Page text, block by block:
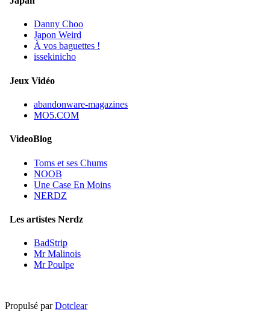
Danny Choo
Japon Weird
À vos baguettes !
issekinicho
Jeux Vidéo
abandonware-magazines
MO5.COM
VideoBlog
Toms et ses Chums
NOOB
Une Case En Moins
NERDZ
Les artistes Nerdz
BadStrip
Mr Malinois
Mr Poulpe
Propulsé parDotclear